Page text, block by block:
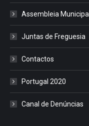
Assembleia Municipal
Juntas de Freguesia
Contactos
Portugal 2020
Canal de Denúncias